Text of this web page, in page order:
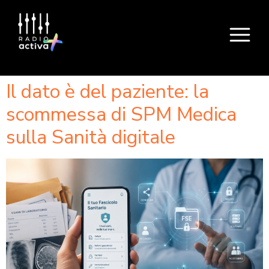
Il dato è del paziente: la
scommessa di SPM Medica
sulla Sanità digitale